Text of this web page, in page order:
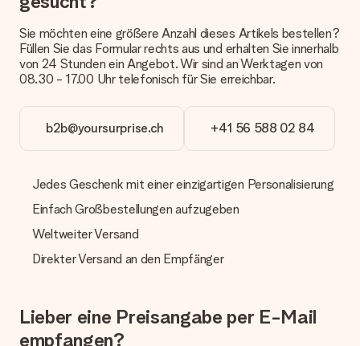
Derzeit können wir (noch) keine verschiedenen Lieferoptionen
Päckchen versendet. Möchtest du wissen, ob es als Paket
oder Päckchen geliefert wird, kontaktiere bitte unseren
Kundenservice.
Wie kann ich meine Bestellung bezahlen?
Wir bieten die folgenden Zahlungsoptionen an: Vorauskasse
mit normaler Überweisung, Sofortüberweisung, Paypal,
manuellen Überweisung verlängert sich die Lieferzeit des
Geschenks jedoch um 3 Werktage.
Geschenk empfangen
Was, wenn das Geschenk meine Erwartungen nicht
kontaktieren. Dort wird dir umgehend ein passender
Lösungsvorschlag unterbreitet.
Sie möchten eine größere Anzahl dieses Artikels bestellen?
Füllen Sie das Formular rechts aus und erhalten Sie innerhalb
von 24 Stunden ein Angebot. Wir sind an Werktagen von
08.30 - 17.00 Uhr telefonisch für Sie erreichbar.
b2b@yoursurprise.ch +41 56 588 02 84
Jedes Geschenk mit einer einzigartigen Personalisierung
Einfach Großbestellungen aufzugeben
Weltweiter Versand
Direkter Versand an den Empfänger
Lieber eine Preisangabe per E-Mail
empfangen?